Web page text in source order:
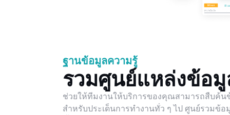
ฐานข้อมูลความรู้
รวมศูนย์แหล่งข้อมู
ช่วยให้ทีมงานให้บริการของคุณสามารถสืบค้น
สำหรับประเด็นการทำงานทั่ว ๆ ไป ศูนย์รวมข้